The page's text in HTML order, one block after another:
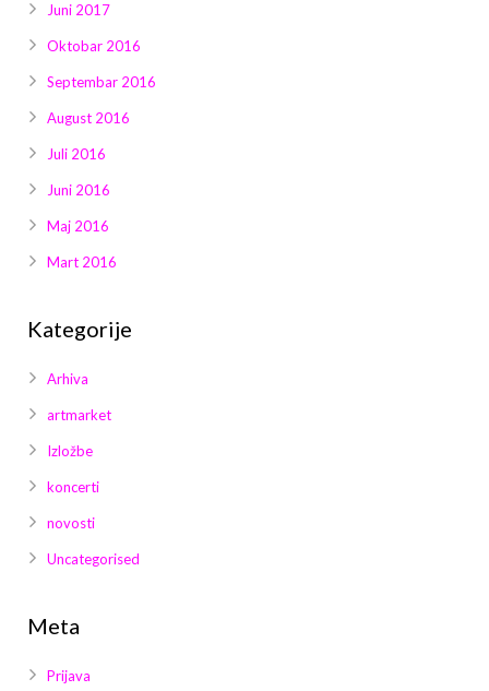
Juni 2017
Oktobar 2016
Septembar 2016
August 2016
Juli 2016
Juni 2016
Maj 2016
Mart 2016
Kategorije
Arhiva
artmarket
Izložbe
koncerti
novosti
Uncategorised
Meta
Prijava